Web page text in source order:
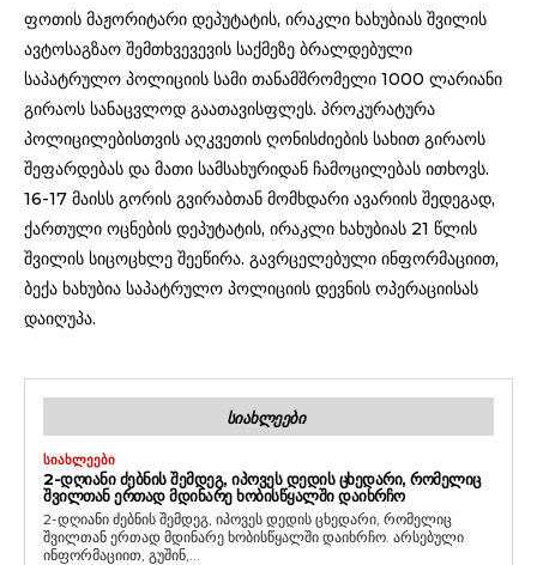
ფოთის მაჟორიტარი დეპუტატის, ირაკლი ხახუბიას შვილის
ავტოსაგზაო შემთხვევევის საქმეზე ბრალდებული
საპატრულო პოლიციის სამი თანამშრომელი 1000 ლარიანი
გირაოს სანაცვლოდ გაათავისფლეს. პროკურატურა
პოლიცილებისთვის აღკვეთის ღონისძიების სახით გირაოს
შეფარდებას და მათი სამსახურიდან ჩამოცილებას ითხოვს.
16-17 მაისს გორის გვირაბთან მომხდარი ავარიის შედეგად,
ქართული ოცნების დეპუტატის, ირაკლი ხახუბიას 21 წლის
შვილის სიცოცხლე შეეწირა. გავრცელებული ინფორმაციით,
ბექა ხახუბია საპატრულო პოლიციის დევნის ოპერაციისას
დაიღუპა.
ᲡᲘᲐᲮᲚᲔᲔᲑᲘ
ᲡᲘᲐᲮᲚᲔᲔᲑᲘ
2-ᲓᲦᲘᲐᲜᲘ ᲫᲔᲑᲜᲘᲡ ᲨᲔᲛᲓᲔᲒ, ᲘᲞᲝᲕᲔᲡ ᲓᲔᲓᲘᲡ ᲪᲮᲔᲓᲐᲠᲘ, ᲠᲝᲛᲔᲚᲘᲪ
ᲨᲕᲘᲚᲗᲐᲜ ᲔᲠᲗᲐᲓ ᲛᲓᲘᲜᲐᲠᲔ ᲮᲝᲑᲘᲡᲬᲧᲐᲚᲨᲘ ᲓᲐᲘᲮᲠᲩᲝ
2-დღიანი ძებნის შემდეგ, იპოვეს დედის ცხედარი, რომელიც
შვილთან ერთად მდინარე ხობისწყალში დაიხრჩო. არსებული
ინფორმაციით, გუშინ,...